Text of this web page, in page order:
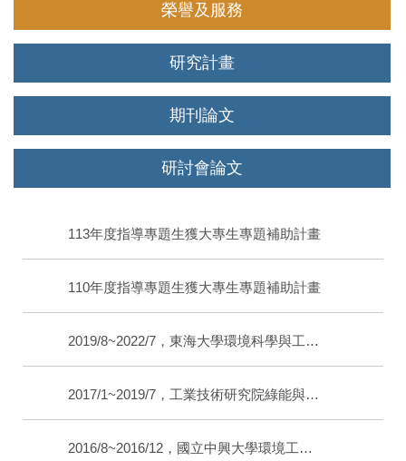
榮譽及服務
研究計畫
期刊論文
研討會論文
113年度指導專題生獲大專生專題補助計畫
110年度指導專題生獲大專生專題補助計畫
2019/8~2022/7，東海大學環境科學與工程學系，助理教授
2017/1~2019/7，工業技術研究院綠能與環境研究所，研究員
2016/8~2016/12，國立中興大學環境工程研究所，博士後研究員